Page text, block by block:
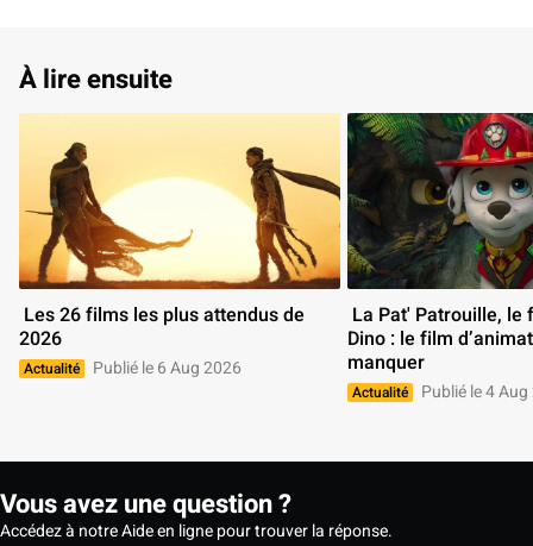
À lire ensuite
2026
Actualité Publié le 6 Aug 2026
Dino : le film
manquer
Actualité Publié le 4
Vous avez une question ?
Accédez à notre Aide en ligne pour trouver la réponse.